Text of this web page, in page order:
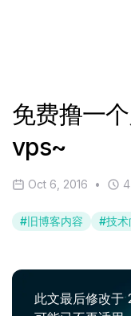
免费撸一
vps~
Oct 6, 2016 •
#旧博客内容 #技术
此文最后修改于